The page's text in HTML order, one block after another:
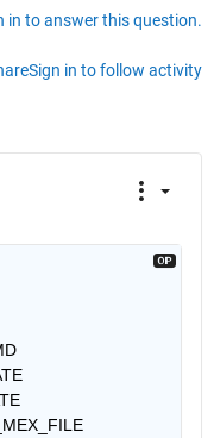
in to answer this question.
Sign in to follow activity